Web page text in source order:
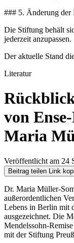
### 5. Änderung der
Die Stiftung behält
jederzeit anzupassen.
Der aktuelle Stand
Literatur
von
Maria
Veröffentlicht am 24
Beitrag teilen Link
Dr. Maria Müller-
außerordentlichen
Lebens in Berlin mit
ausgezeichnet. Die
Mendelssohn-
mit der Stiftung